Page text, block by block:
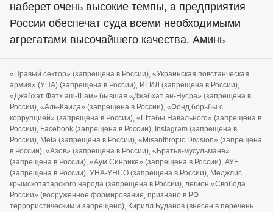
наберет очень высокие темпы, а предприятия
России обеспечат суда всеми необходимыми
агрегатами высочайшего качества. Аминь
«Правый сектор» (запрещена в России), «Украинская повстанческая
армия» (УПА) (запрещена в России), ИГИЛ (запрещена в России),
«Джабхат Фатх аш-Шам» бывшая «Джабхат ан-Нусра» (запрещена в
России), «Аль-Каида» (запрещена в России), «Фонд борьбы с
коррупцией» (запрещена в России), «Штабы Навального» (запрещена в
России), Facebook (запрещена в России), Instagram (запрещена в
России), Meta (запрещена в России), «Misanthropic Division» (запрещена
в России), «Азов» (запрещена в России), «Братья-мусульмане»
(запрещена в России), «Аум Синрике» (запрещена в России), АУЕ
(запрещена в России), УНА-УНСО (запрещена в России), Меджлис
крымскотатарского народа (запрещена в России), легион «Свобода
России» (вооруженное формирование, признано в РФ
террористическим и запрещено), Кирилл Буданов (внесён в перечень